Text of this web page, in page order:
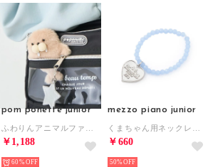
pom ponette junior
￥1,188
60%
mezzo piano junior
￥660
50%